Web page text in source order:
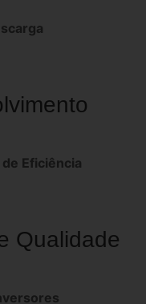
Eficiência
Qualidade